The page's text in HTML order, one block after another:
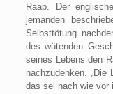
Raab. Der
jemanden
Selbsttötung
des wütenden
seines Lebens den
nachzudenken. „Die
das sei nach wie vor